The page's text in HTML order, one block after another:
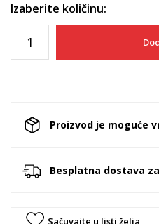
Izaberite količinu:
Proizvod je moguće
Besplatna dostava
Sačuvajte u listi želja